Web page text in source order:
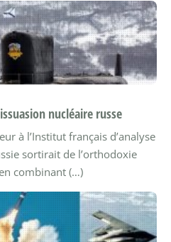
nucléaire russe
à l’Institut français d’analyse
sortirait de l’orthodoxie
combinant (…)